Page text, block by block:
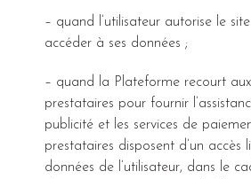
– quand l’utilisateur autorise le
accéder à ses données ;
– quand la Plateforme recourt
prestataires pour fournir
publicité et les services de
prestataires disposent d’un accès
données de l’utilisateur, dans le